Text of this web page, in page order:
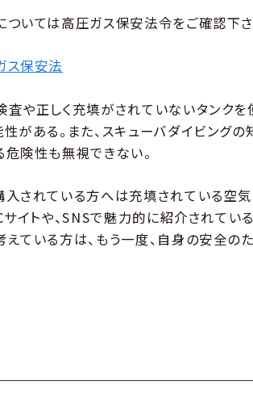
いては高圧ガス保安法令をご確認下さ
ス保安法
査や正しく充填がされていないタンク
性がある。また、スキューバダイビング
危険性も無視できない。
入されている方へは充填されている空
サイトや、SNSで魅力的に紹介されて
えている方は、もう一度、自身の安全